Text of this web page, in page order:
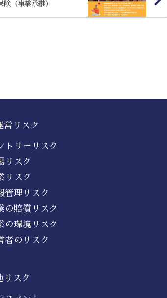
険（事業承継）
営リスク
トリーリスク
リスク
リスク
管理リスク
の賠償リスク
の環境リスク
者のリスク
リスク